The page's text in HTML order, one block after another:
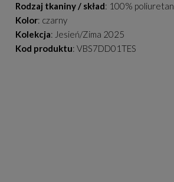
Rodzaj tkaniny / skład: 100% poliuretan
Kolor: czarny
Kolekcja: Jesień/Zima 2025
Kod produktu: VBS7DD01TES